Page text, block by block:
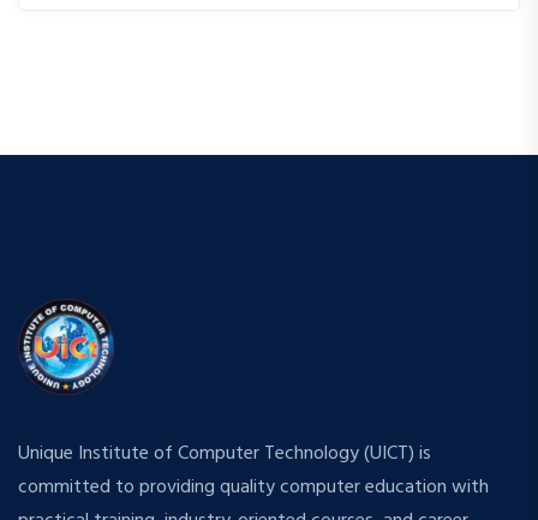
Unique Institute of Computer Technology (UICT) is
committed to providing quality computer education with